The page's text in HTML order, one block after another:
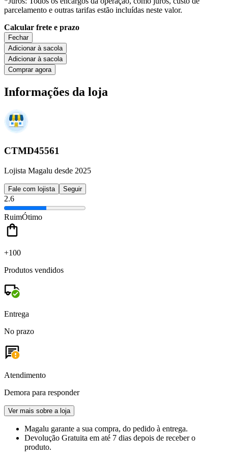
parcelamento e outras tarifas estão incluídas neste valor.
Calcular frete e prazo
Fechar
Adicionar à sacola
Adicionar à sacola
Comprar agora
Informações da loja
CTMD45561
Lojista Magalu desde 2025
Fale com lojista Seguir
2.6
RuimÓtimo
+100
Produtos vendidos
Entrega
No prazo
Atendimento
Demora para responder
Ver mais sobre a loja
Magalu garante a sua compra, do pedido à entrega.
Devolução Gratuita em até 7 dias depois de receber o
produto.